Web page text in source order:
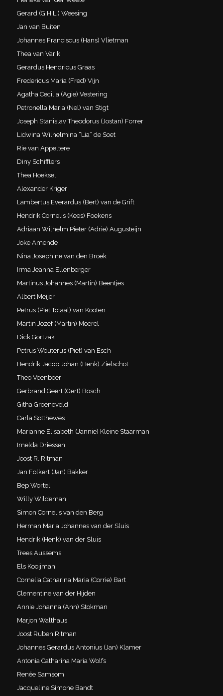
Gerard (G.H.L.) Weesing
Jan van Buiten
Johannes Franciscus (Hans) Vlietman
Thea van Varik
Gerardus Hendricus Graas
Fredericus Maria (Fred) Vijn
Agatha Cecilia (Agie) Vestering
Petronella Maria (Nel) van Stigt
Joseph Stanislav Theodorus (Jostan) Forrer
Lidwina Wilhelmina “Lia” de Soet
Rie van Appeltere
Diny Schifflers
Thea Hoeksel
Alexander Kriger
Lambertus Everardus (Bert) van de Grift
Hendrik Cornelis (Kees) Foekens
Adriaan Wilhelm Pieter (Adrie) Augusteijn
Joke Amende
Nina Josephine van den Broek
Irma Jeanna Ellenberger
Martinus Johannes (Martin) Beentjes
Albert Meijer
Petrus (Piet Totaal) van Kooten
Martin Jozef (Martin) Moerel
Dick Gortzak
Petrus Wouterus (Piet) van Esch
Hendrik Jacob Johan (Henk) Zielschot
Theo Veenboer
Gerbrand Geert (Gert) Bosch
Githa Groeneveld
Carla Sotthewes
Marianne Elisabeth (Jannie) Kleine Staarman
Imelda Driessen
Joost R. Ritman
Jan Folkert (Jan) Bakker
Bep Wortel
Willy Wildeman
Simon Cornelis van den Berg
Herman Maria Johannes van der Sluis
Hendrik (Henk) van der Sluis
Trees Aussems
Els Kooijman
Cornelia Catharina Maria (Corrie) Bart
Clementine van der Hijden
Annie Johanna (Ann) Stokman
Marjon Walthaus
Joost Ruben Ritman
Johannes Gerardus Antonius (Jan) Klamer
Antonia Catharina Maria Wolfs
Renée Samsom
Jacqueline Simone Bandt